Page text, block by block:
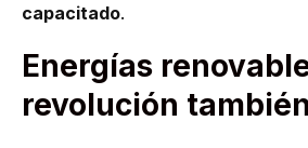
capacitado.
Energías
revolución